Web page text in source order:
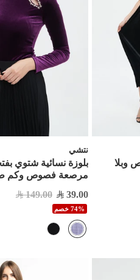
وبلا
نتشي
بلوزة نسائية شتوي
مرصعة فصوص وكم
39.00
149.00
74% خصم